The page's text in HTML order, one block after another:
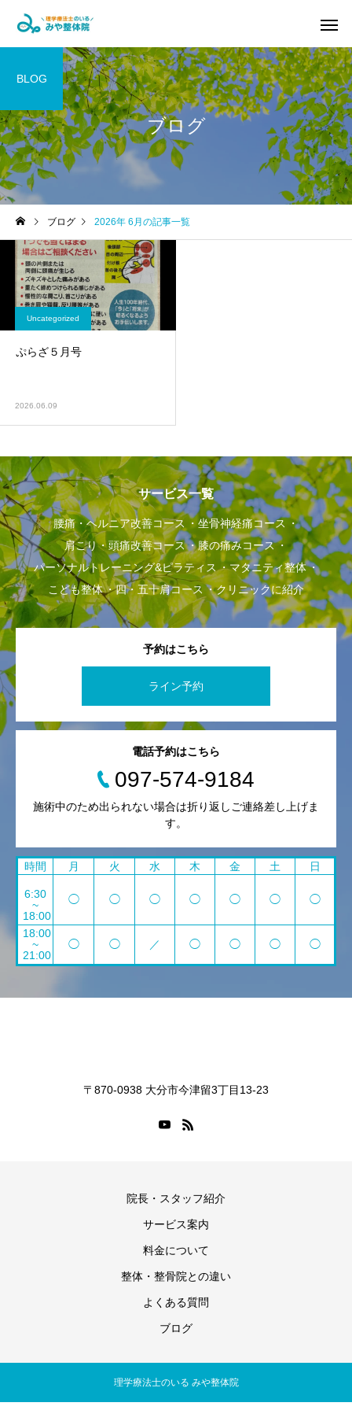
腰痛・ヘルニア改善コ
坐骨神経痛
パーソナルトレーニン
グ&ピラティス
ブログ
BLOG
ブログ 2026年 6月の記事一覧
Uncategorized
ぷらざ５月号
2026.06.09
サービス一覧
腰痛・ヘルニア改善コース
坐骨神経痛コース
肩こり・頭痛改善コース
膝の痛みコース
パーソナルトレーニング&ピラティス
マタニティ整体
こども整体
四・五十肩コース クリニックに紹介
予約はこちら
ライン予約
電話予約はこちら
097-574-9184
施術中のため出られない場合は折り返しご連絡差し上げま
す。
時間 月 火 水 木 金 土 日
6:30
~
18:00
◯ ◯ ◯ ◯ ◯ ◯ ◯
18:00
~
21:00
◯ ◯ ／ ◯ ◯ ◯ ◯
〒870-0938 大分市今津留3丁目13-23
院長・スタッフ紹介
サービス案内
料金について
整体・整骨院との違い
よくある質問
ブログ
理学療法士のいる みや整体院